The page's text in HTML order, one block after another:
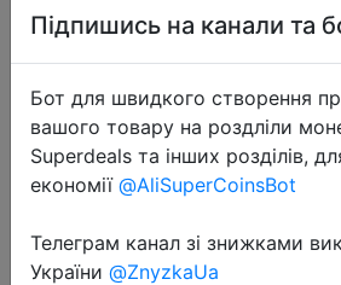
2024-04-01
Fifine Dynamic RGB
Headset with Mic
Headphones 7.1
Підпишись на канали та
Бот для швидкого створення
вашого товару на роздліли
Superdeals та інших розділів,
економії @AliSuperCoinsBot
Телеграм канал зі знижками
України @ZnyzkaUa